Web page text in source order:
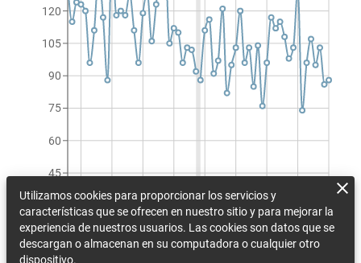
1990 1997 2004 2011 2018 2025 2032 2039 2046
30
45
60
75
90
105
120
Heladas media anual (nº días/año)
Utilizamos cookies para proporcionar los servicios y
características que se ofrecen en nuestro sitio y para mejorar la
experiencia de nuestros usuarios. Las cookies son datos que se
descargan o almacenan en su computadora o cualquier otro
dispositivo.